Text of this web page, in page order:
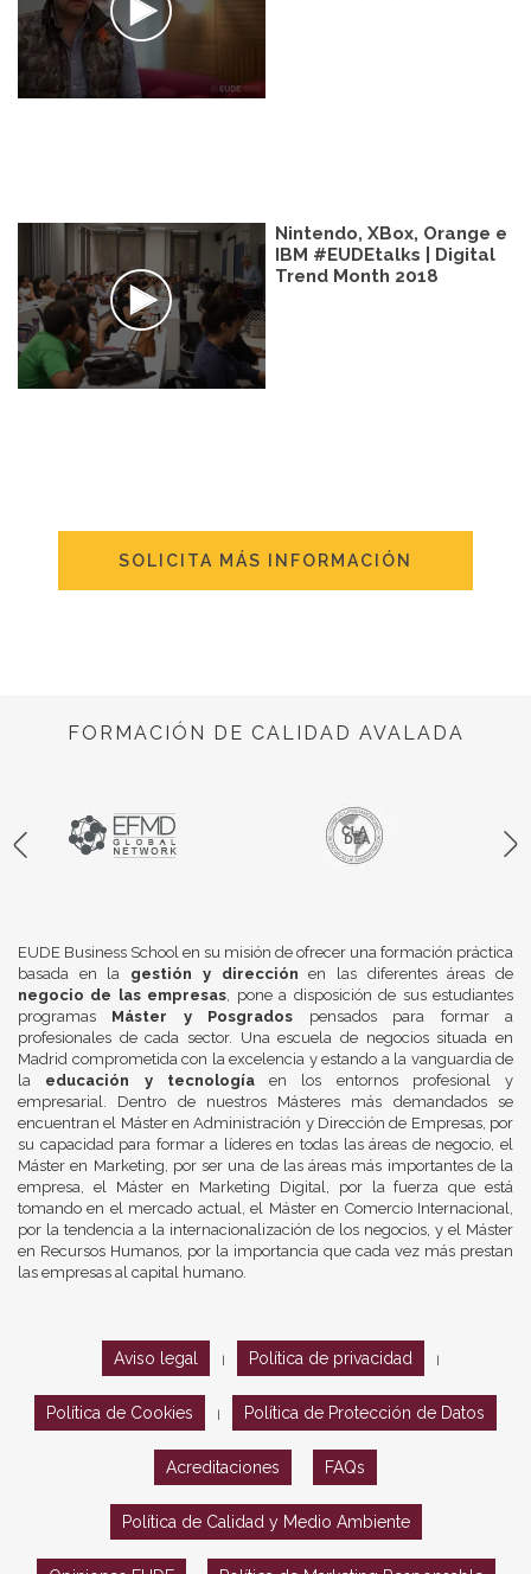
Nintendo, XBox, Orange e
IBM #EUDEtalks | Digital
Trend Month 2018
SOLICITA MÁS INFORMACIÓN
FORMACIÓN DE CALIDAD AVALADA
EUDE Business School en su misión de ofrecer una formación práctica
basada en la gestión y dirección en las diferentes áreas de
negocio de las empresas , pone a disposición de sus estudiantes
programas Máster y Posgrados pensados para formar a
profesionales de cada sector. Una escuela de negocios situada en
Madrid comprometida con la excelencia y estando a la vanguardia de
la educación y tecnologíaen los entornos profesional y
empresarial. Dentro de nuestros Másteres más demandados se
encuentran el Máster en Administración y Dirección de Empresas, por
su capacidad para formar a líderes en todas las áreas de negocio, el
Máster en Marketing, por ser una de las áreas más importantes de la
empresa, el Máster en Marketing Digital, por la fuerza que está
tomando en el mercado actual, el Máster en Comercio Internacional,
por la tendencia a la internacionalización de los negocios, y el Máster
en Recursos Humanos, por la importancia que cada vez más prestan
las empresas al capital humano.
Aviso legal Política de privacidad
Política de Cookies Política de Protección de Datos
Acreditaciones FAQs
Política de Calidad y Medio Ambiente